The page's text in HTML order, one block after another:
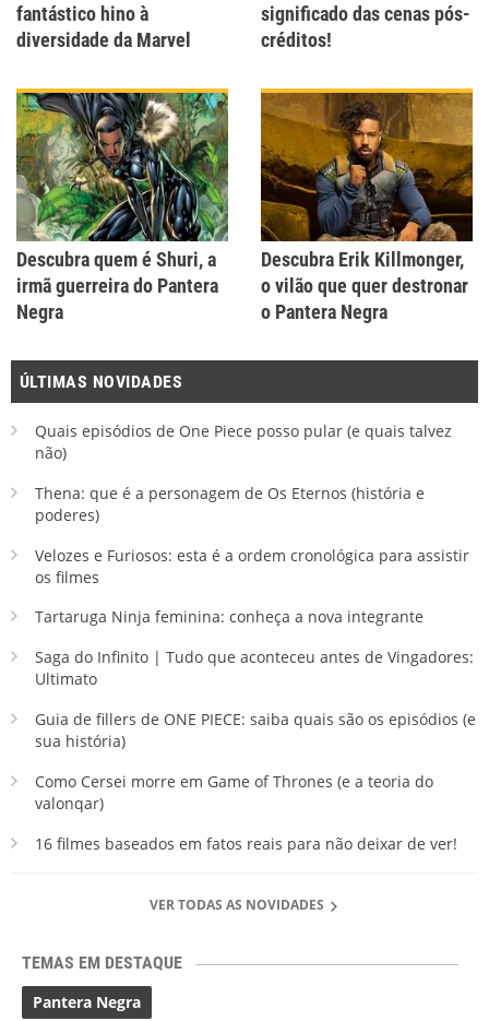
fantástico hino à
diversidade da Marvel
significado das cenas pós-
créditos!
Descubra quem é Shuri, a
irmã guerreira do Pantera
Negra
Descubra Erik Killmonger,
o vilão que quer destronar
o Pantera Negra
ÚLTIMAS NOVIDADES
Quais episódios de One Piece posso pular (e quais talvez
não)
Thena: que é a personagem de Os Eternos (história e
poderes)
Velozes e Furiosos: esta é a ordem cronológica para assistir
os filmes
Tartaruga Ninja feminina: conheça a nova integrante
Saga do Infinito | Tudo que aconteceu antes de Vingadores:
Ultimato
Guia de fillers de ONE PIECE: saiba quais são os episódios (e
sua história)
Como Cersei morre em Game of Thrones (e a teoria do
valonqar)
16 filmes baseados em fatos reais para não deixar de ver!
VER TODAS AS NOVIDADES
TEMAS EM DESTAQUE
Pantera Negra